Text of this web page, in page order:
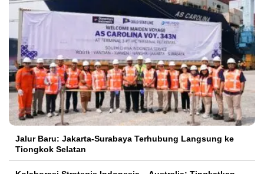
Jalur Baru: Jakarta-Surabaya Terhubung Langsung ke
Tiongkok Selatan